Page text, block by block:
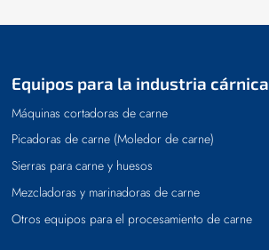
Equipos para la industria cárnica
Máquinas cortadoras de carne
Picadoras de carne (Moledor de carne)
Sierras para carne y huesos
Mezcladoras y marinadoras de carne
Otros equipos para el procesamiento de carne